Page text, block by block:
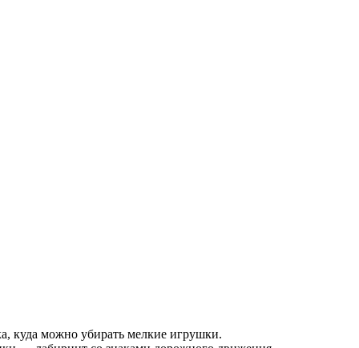
куда можно убирать мелкие игрушки.